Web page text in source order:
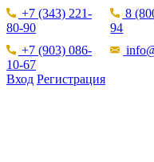
+7 (343) 221-
80-90
8
94
+7 (903) 086-
10-67
Вход Регистрация